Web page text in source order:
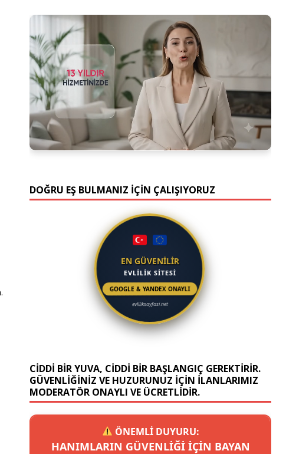
DOĞRU EŞ BULMANIZ İÇİN ÇALIŞIYORUZ
EN GÜVENİLİR
EVLİLİK SİTESİ
GOOGLE & YANDEX ONAYLI
evliliksayfasi.net
CIDDI BIR YUVA, CIDDI BIR BAŞLANGIÇ GEREKTIRIR.
GÜVENLIĞINIZ VE HUZURUNUZ IÇIN ILANLARIMIZ
MODERATÖR ONAYLI VE ÜCRETLIDIR.
ÖNEMLİ DUYURU:
HANIMLARIN GÜVENLIĞI IÇIN BAYAN